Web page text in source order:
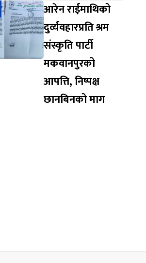
आरेन राईमाथिको
दुर्व्यवहारप्रति श्रम
संस्कृति पार्टी
मकवानपुरको
आपत्ति, निष्पक्ष
छानबिनको माग